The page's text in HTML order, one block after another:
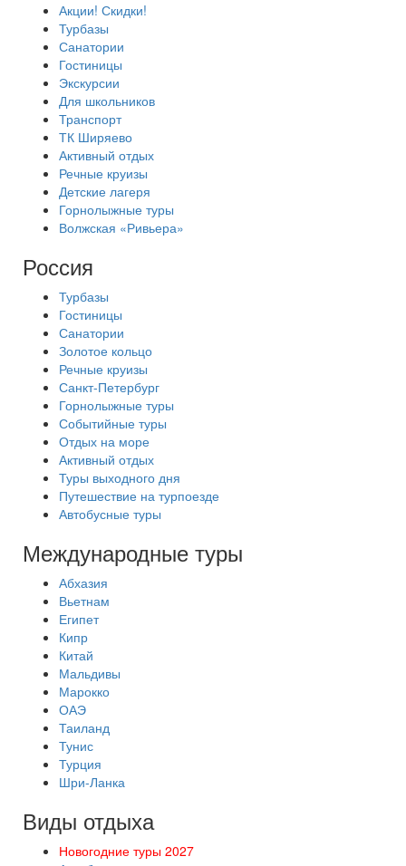
Акции! Скидки!
Турбазы
Санатории
Гостиницы
Экскурсии
Для школьников
Транспорт
ТК Ширяево
Активный отдых
Речные круизы
Детские лагеря
Горнолыжные туры
Волжская «Ривьера»
Россия
Турбазы
Гостиницы
Санатории
Золотое кольцо
Речные круизы
Санкт-Петербург
Горнолыжные туры
Событийные туры
Отдых на море
Активный отдых
Туры выходного дня
Путешествие на турпоезде
Автобусные туры
Международные туры
Абхазия
Вьетнам
Египет
Кипр
Китай
Мальдивы
Марокко
ОАЭ
Таиланд
Тунис
Турция
Шри-Ланка
Виды отдыха
Новогодние туры 2027